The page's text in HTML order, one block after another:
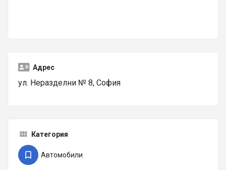
Адрес
ул. Неразделни № 8, София
Категория
Автомобили